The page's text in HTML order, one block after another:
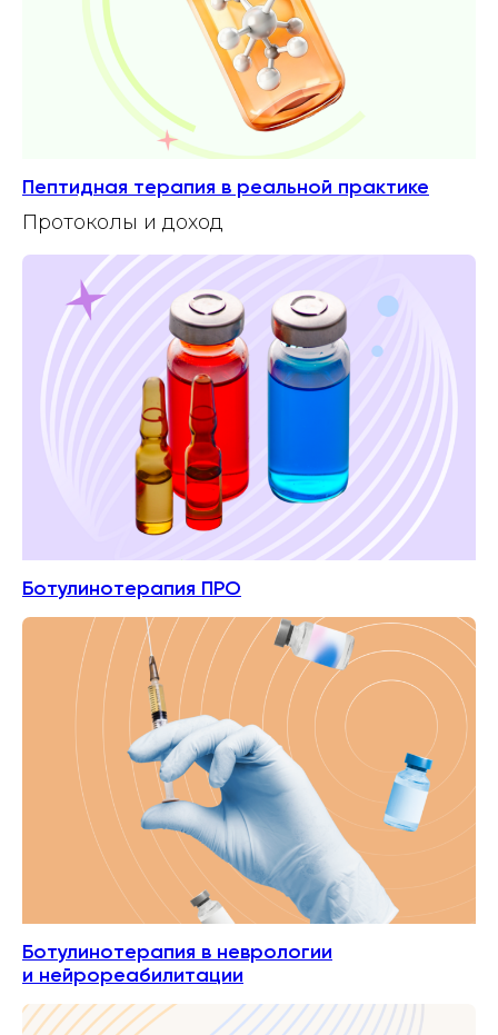
Пептидная терапия в реальной практике
Протоколы и доход
Ботулинотерапия ПРО
Ботулинотерапия в неврологии
и нейрореабилитации